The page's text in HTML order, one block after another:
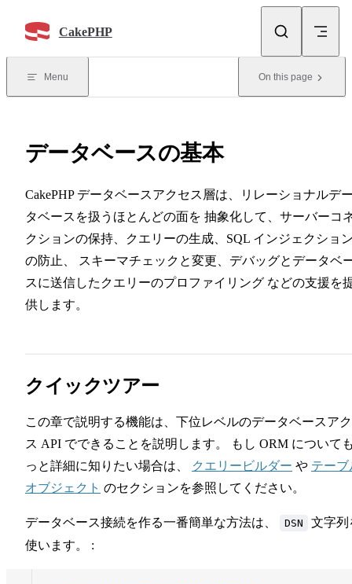
CakePHP
Menu On this page
データベースの基本
CakePHP データベースアクセス層は、リレーショナルデ
タベースを扱うほとんどの面を 抽象化して、サーバーコ
クションの保持、クエリーの生成、SQL インジェクショ
の防止、 スキーマチェックと変更、デバッグとデータベ
スに送信したクエリーのプロファイリング などの支援を
供します。
クイックツアー
この章で説明する機能は、下位レベルのデータベースア
ス API でできることを説明します。 もし ORM について
っと詳細に知りたい場合は、
クエリービルダー や テーブ
オブジェクト のセクションを参照してください。
データベース接続を作る一番簡単な方法は、 DSN
文字列
使います。 :